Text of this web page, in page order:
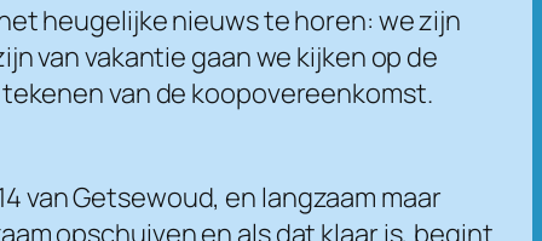
heugelijke nieuws te horen: we zijn
van vakantie gaan we kijken op de
van de koopovereenkomst.
van Getsewoud, en langzaam maar
opschuiven en als dat klaar is, begint